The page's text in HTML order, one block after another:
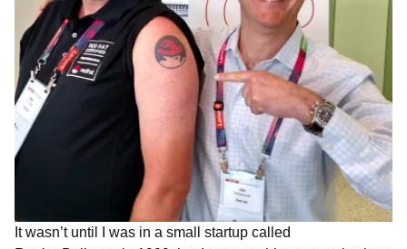
It wasn’t until I was in a small startup called